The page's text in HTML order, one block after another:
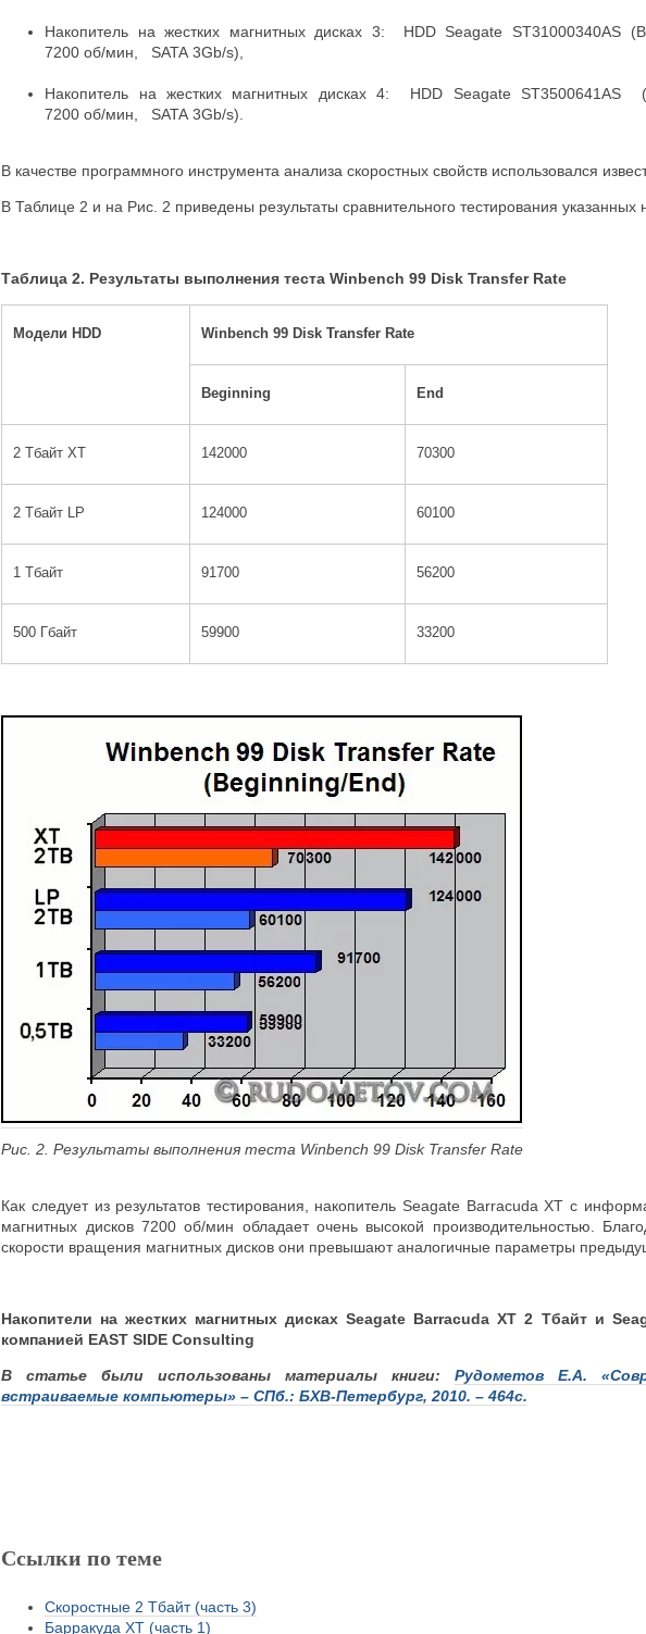
Накопитель на жестких магнитных дисках 3: HDD Seagate ST31000340AS
7200 об/мин, SATA 3Gb/s),
Накопитель на жестких магнитных дисках 4: HDD Seagate ST3500641AS
7200 об/мин, SATA 3Gb/s).
В качестве программного инструмента анализа скоростных свойств использовался
В Таблице 2 и на Рис. 2 приведены результаты сравнительного тестирования указанных
Таблица 2. Результаты выполнения теста Winbench 99 Disk Transfer Rate
Модели HDD Winbench 99 Disk Transfer Rate
Beginning End
2 Тбайт XT 142000 70300
2 Тбайт LP 124000 60100
1 Тбайт 91700 56200
500 Гбайт 59900 33200
Рис.2 . Результаты выполнения теста Winbench 99 Disk Transfer Rate
Как следует из результатов тестирования, накопитель Seagate Barracuda XT с
магнитных дисков 7200 об/мин обладает очень высокой производительностью.
скорости вращения магнитных дисков они превышают аналогичные параметры
Накопители на жестких магнитных дисках Seagate Barracuda XT 2 Тбайт и
компанией EAST SIDE Consulting
В статье были использованы материалы книги: Рудометов Е.А.
встраиваемые компьютеры» – СПб.: БХВ-Петербург, 2010. – 464с.
Ссылки по теме
Скоростные 2 Тбайт (часть 3)
Барракуда XT (часть 1)